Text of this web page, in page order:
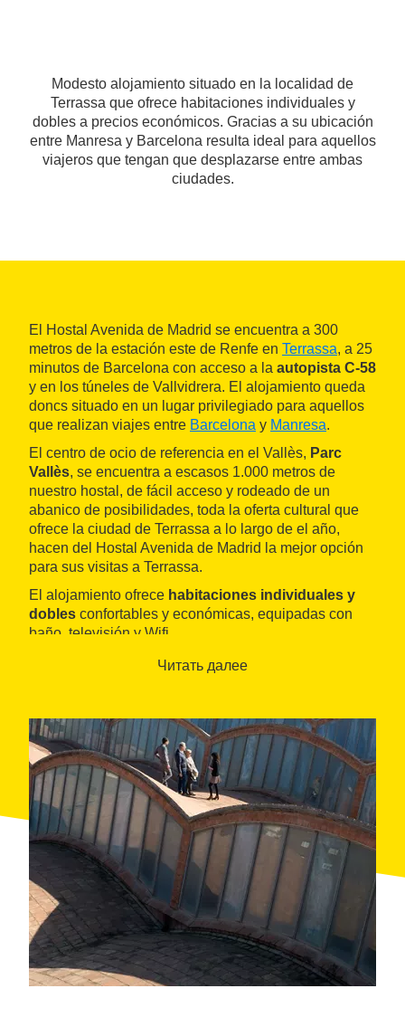
Modesto alojamiento situado en la localidad de
Terrassa que ofrece habitaciones individuales y
dobles a precios económicos. Gracias a su ubicación
entre Manresa y Barcelona resulta ideal para aquellos
viajeros que tengan que desplazarse entre ambas
ciudades.
El Hostal Avenida de Madrid se encuentra a 300
metros de la estación este de Renfe en Terrassa, a 25
minutos de Barcelona con acceso a la autopista C-58
y en los túneles de Vallvidrera. El alojamiento queda
doncs situado en un lugar privilegiado para aquellos
que realizan viajes entre Barcelona y Manresa.
El centro de ocio de referencia en el Vallès, Parc
Vallès, se encuentra a escasos 1.000 metros de
nuestro hostal, de fácil acceso y rodeado de un
abanico de posibilidades, toda la oferta cultural que
ofrece la ciudad de Terrassa a lo largo de el año,
hacen del Hostal Avenida de Madrid la mejor opción
para sus visitas a Terrassa.
El alojamiento ofrece habitaciones individuales y
dobles confortables y económicas, equipadas con
baño, televisión y Wifi.
Читать далее